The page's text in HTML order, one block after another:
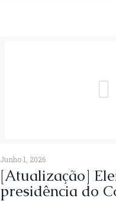
Junho 1, 2026
[Atualização]
presidência do